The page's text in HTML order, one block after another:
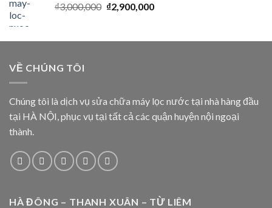
₫3,000,000 ₫2,900,000
VỀ CHÚNG TÔI
Chúng tôi là dịch vụ sửa chữa máy lọc nước tại nhà hàng đầu
tại HÀ NỘI, phục vụ tại tất cả các quận huyện nội ngoại
thành.
HÀ ĐÔNG – THANH XUÂN – TỪ LIÊM